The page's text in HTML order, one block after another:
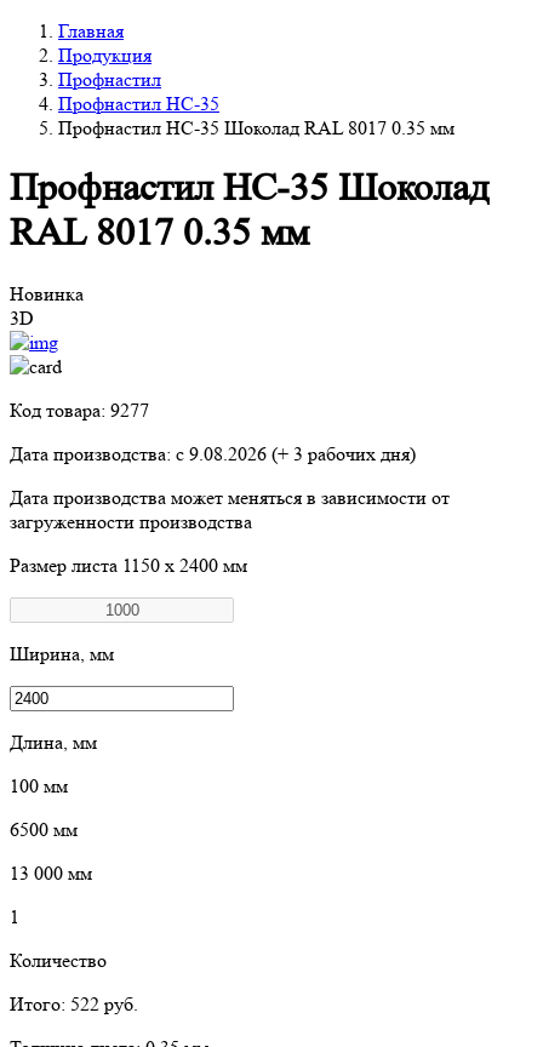
Главная
Продукция
Профнастил
Профнастил НС-35
Профнастил НС-35 Шоколад RAL 8017 0.35 мм
Профнастил НС-35 Шоколад
RAL 8017 0.35 мм
Новинка
3D
Код товара: 9277
Дата производства: с 9.08.2026 (+ 3 рабочих дня)
Дата производства может меняться в зависимости от
загруженности производства
Размер листа 1150 х 2400 мм
Ширина, мм
Длина, мм
100 мм
6500 мм
13 000 мм
1
Количество
Итого: 522 руб.